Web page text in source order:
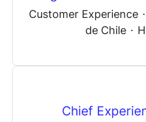
Customer Experience ·
de Chile ·
Chief